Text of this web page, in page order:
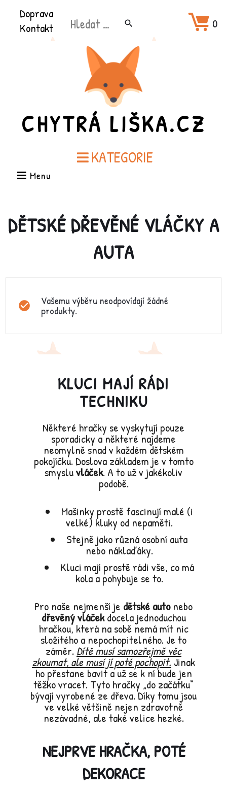
Doprava
Kontakt
0
Hledat: search
CHYTRÁ LIŠKA.CZ
KATEGORIE
Menu
DĚTSKÉ DŘEVĚNÉ VLÁČKY A
AUTA
Vašemu výběru neodpovídají žádné
produkty.
KLUCI MAJÍ RÁDI
TECHNIKU
Některé hračky se vyskytují pouze
sporadicky a některé najdeme
neomylně snad v každém dětském
pokojíčku. Doslova základem je v tomto
smysluvláček. A to už v jakékoliv
podobě.
Mašinky prostě fascinují malé (i
velké) kluky od nepaměti.
Stejně jako různá osobní auta
nebo náklaďáky.
Kluci mají prostě rádi vše, co má
kola a pohybuje se to.
Pro naše nejmenší je dětské autonebo
dřevěný vláčekdocela jednoduchou
hračkou, která na sobě nemá mít nic
složitého a nepochopitelného. Je to
záměr. Dítě musí samozřejmě věc
zkoumat, ale musí jí poté pochopit.Jinak
ho přestane bavit a už se k ní bude jen
těžko vracet. Tyto hračky „do začátku“
bývají vyrobené ze dřeva. Díky tomu jsou
ve velké většině nejen zdravotně
nezávadné, ale také velice hezké.
NEJPRVE HRAČKA, POTÉ
DEKORACE